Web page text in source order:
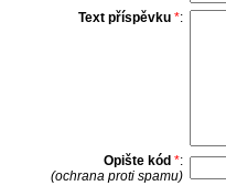
Text příspěvku *:
Opište kód *:
(ochrana proti spamu)